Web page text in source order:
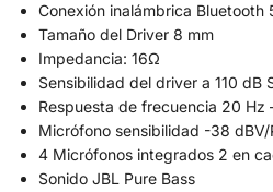
Conexión inalámbrica Bluetooth
Tamaño del Driver 8 mm
Impedancia: 16Ω
Sensibilidad del driver a 110 dB
Respuesta de frecuencia 20 Hz
Micrófono sensibilidad -38 dBV/
4 Micrófonos integrados 2 en
Sonido JBL Pure Bass